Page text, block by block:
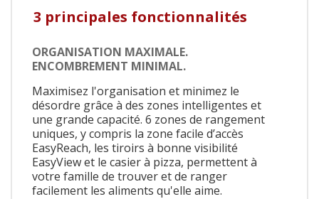
3 principales fonctionnalités
ORGANISATION MAXIMALE.
ENCOMBREMENT MINIMAL.
Maximisez l'organisation et minimez le
désordre grâce à des zones intelligentes et
une grande capacité. 6 zones de rangement
uniques, y compris la zone facile d’accès
EasyReach, les tiroirs à bonne visibilité
EasyView et le casier à pizza, permettent à
votre famille de trouver et de ranger
facilement les aliments qu'elle aime.